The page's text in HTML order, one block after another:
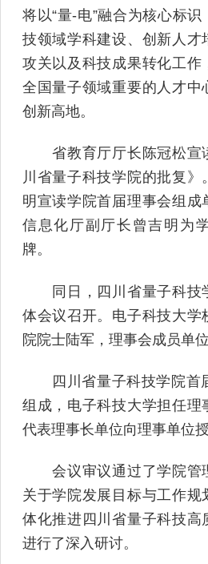
将以“量-电”融合为核心标
技领域学科建设、创新人才
攻关以及科技成果转化工作
全国量子领域重要的人才中
创新高地。
省教育厅厅长陈冠松宣
川省量子科技学院的批复》
明宣读学院首届理事会组成
信息化厅副厅长曾吉明为
牌。
同日，四川省量子科技
体会议召开。电子科技大学
院院士陆军，理事会成员单
四川省量子科技学院首
组成，电子科技大学担任理
代表理事长单位向理事单位授
会议审议通过了学院管
关于学院发展目标与工作规
体化推进四川省量子科技高
进行了深入研讨。